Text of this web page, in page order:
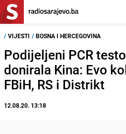
/ VIJESTI / BOSNA I HERCEGOVINA
Podijeljeni PCR
donirala Kina: Evo
FBiH, RS i Distrikt
12.08.20. 13:18